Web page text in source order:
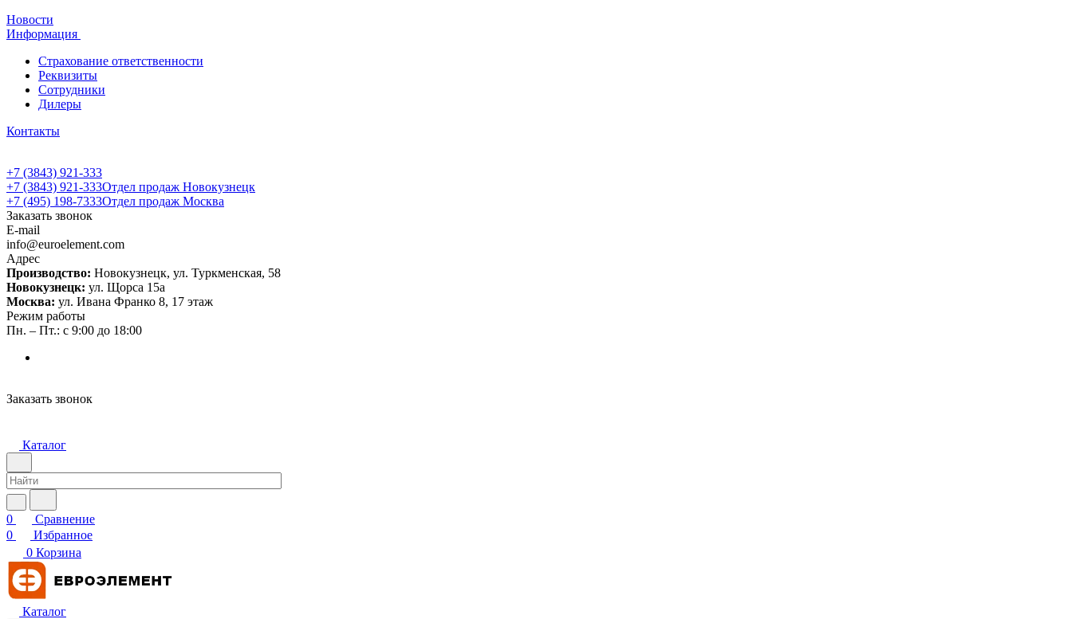
Новости
Информация
Страхование ответственности
Реквизиты
Сотрудники
Дилеры
Контакты
+7 (3843) 921-333
+7 (3843) 921-333Отдел продаж Новокузнецк
+7 (495) 198-7333Отдел продаж Москва
Заказать звонок
E-mail
info@euroelement.com
Адрес
Производство: Новокузнецк, ул. Туркменская, 58
Новокузнецк: ул. Щорса 15а
Москва: ул. Ивана Франко 8, 17 этаж
Режим работы
Пн. – Пт.: с 9:00 до 18:00
Заказать звонок
Каталог
0
Сравнение
0
Избранное
0 Корзина
Каталог